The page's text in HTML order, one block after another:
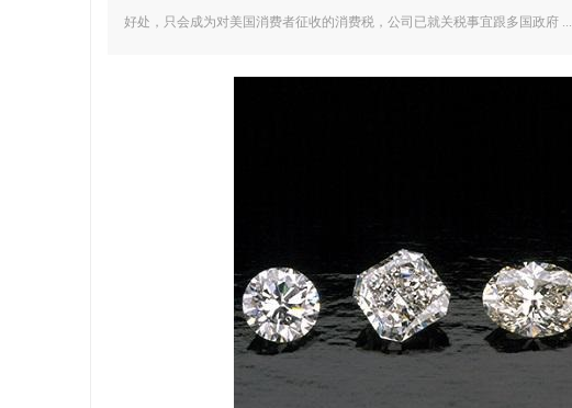
好处，只会成为对美国消费者征收的消费税，公司已就关税事宜跟多国政府 ...